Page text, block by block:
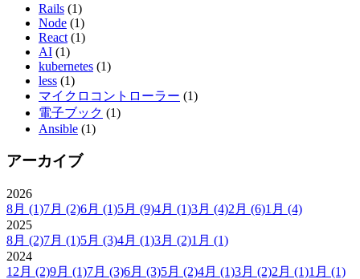
Rails (1)
Node (1)
React (1)
AI (1)
kubernetes (1)
less (1)
マイクロコントローラー (1)
電子ブック (1)
Ansible (1)
アーカイブ
2026
8月 (1)7月 (2)6月 (1)5月 (9)4月 (1)3月 (4)2月 (6)1月 (4)
2025
8月 (2)7月 (1)5月 (3)4月 (1)3月 (2)1月 (1)
2024
12月 (2)9月 (1)7月 (3)6月 (3)5月 (2)4月 (1)3月 (2)2月 (1)1月 (1)